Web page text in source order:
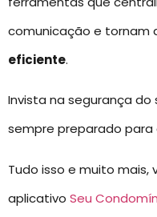
comunicação e tornam
eficiente.
Invista na segurança
sempre preparado
Tudo isso e muito mais,
aplicativo Seu